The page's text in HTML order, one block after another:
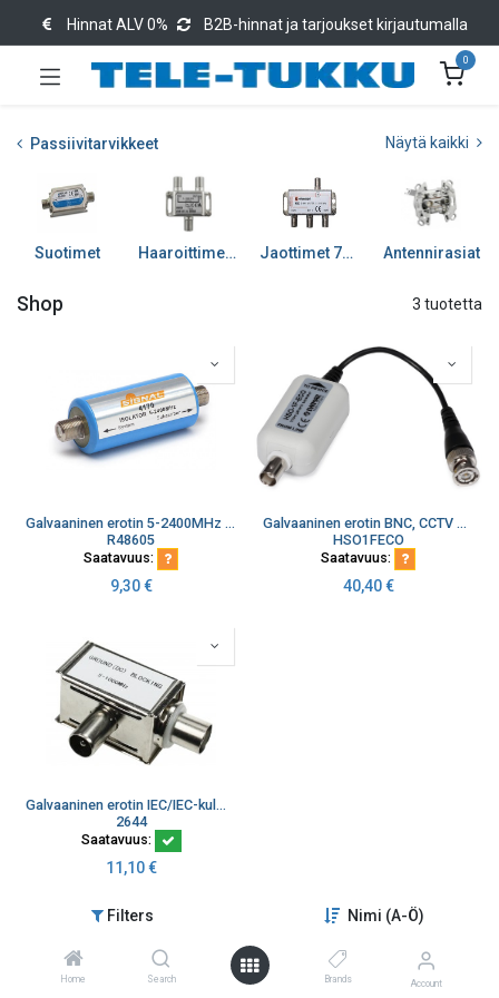
Filters Nimi (A-Ö)
Home Search Brands Account
Hinnat ALV 0% B2B-hinnat ja tarjoukset kirjautumalla
0
Passiivitarvikkeet Näytä kaikki
Suotimet Haaroittimet 75 ohm Jaottimet 75 ohm Antennirasiat
Shop 3 tuotetta
Galvaaninen erotin 5-2400MHz 5-1000MHz <1,5 dB F-liittimet
R48605
Saatavuus:
9,30€
Galvaaninen erotin BNC, CCTV CVBS/AHD/HD-CI-TVI
HSO1FECO
Saatavuus:
40,40€
Galvaaninen erotin IEC/IEC-kulma 5-1000MHz, vaim. 2dB
2644
Saatavuus:
11,10€